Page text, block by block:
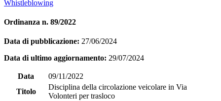
Whistleblowing
Ordinanza n. 89/2022
Data di pubblicazione: 27/06/2024
Data di ultimo aggiornamento: 29/07/2024
Data
09/11/2022
Titolo
Disciplina della circolazione veicolare in Via
Volonteri per trasloco